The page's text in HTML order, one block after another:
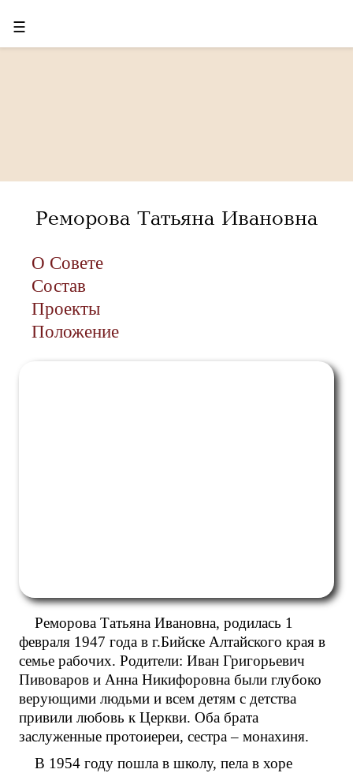
☰
Реморова Татьяна Ивановна
О Совете
Состав
Проекты
Положение
Реморова Татьяна Ивановна, родилась 1
февраля 1947 года в г.Бийске Алтайского края в
семье рабочих. Родители: Иван Григорьевич
Пивоваров и Анна Никифоровна были глубоко
верующими людьми и всем детям с детства
привили любовь к Церкви. Оба брата
заслуженные протоиереи, сестра – монахиня.
В 1954 году пошла в школу, пела в хоре